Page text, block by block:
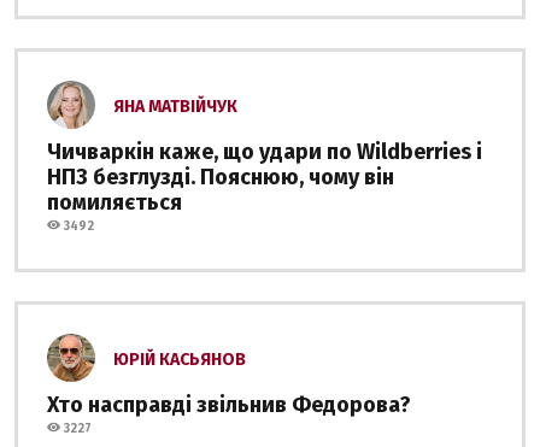
ЯНА МАТВІЙЧУК
Чичваркін каже, що удари по Wildberries і
НПЗ безглузді. Пояснюю, чому він
помиляється
3492
ЮРІЙ КАСЬЯНОВ
Хто насправді звільнив Федорова?
3227